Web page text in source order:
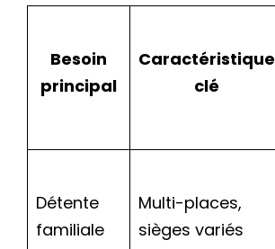
Besoin
principal
Caractéristique
clé
Détente
familiale
Multi-places,
sièges variés